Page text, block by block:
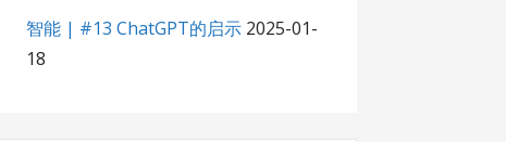
智能 | #13 ChatGPT的启示 2025-01-
18